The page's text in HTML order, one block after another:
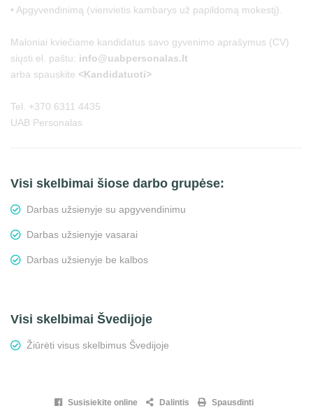
• Apgyvendinimą (vienvietis kambarys už papildomą mokestį).
Maloniai kviečiame kandidatus savo gyvenimo aprašymus (CV)
siųsti el. paštu: info@uabpersonalas.lt
arba spauskite <Kandidatuoti>
Tel. +370 6311 4435
UAB Personalas
Visi skelbimai šiose darbo grupėse:
Darbas užsienyje su apgyvendinimu
Darbas užsienyje vasarai
Darbas užsienyje be kalbos
Visi skelbimai Švedijoje
Žiūrėti visus skelbimus Švedijoje
Susisiekite online Dalintis Spausdinti